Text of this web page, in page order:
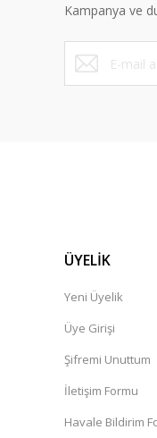
Ürün
Bu
Kampanya ve
ÜYELİK
Yeni Üyelik
Üye Girişi
Şifremi Unuttum
İletişim Formu
Havale Bildirim